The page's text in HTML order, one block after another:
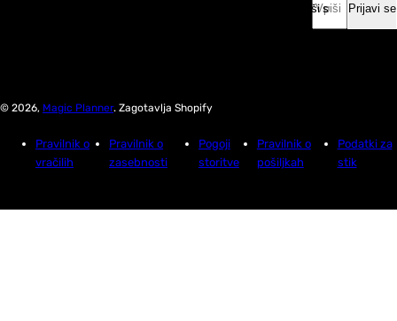
Vpiši svoj email *
Prijavi se
© 2026, Magic Planner. Zagotavlja Shopify
Pravilnik o
vračilih
Pravilnik o
zasebnosti
Pogoji
storitve
Pravilnik o
pošiljkah
Podatki za
stik